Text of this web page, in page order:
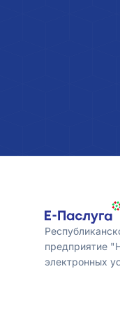
предприятие
электронных